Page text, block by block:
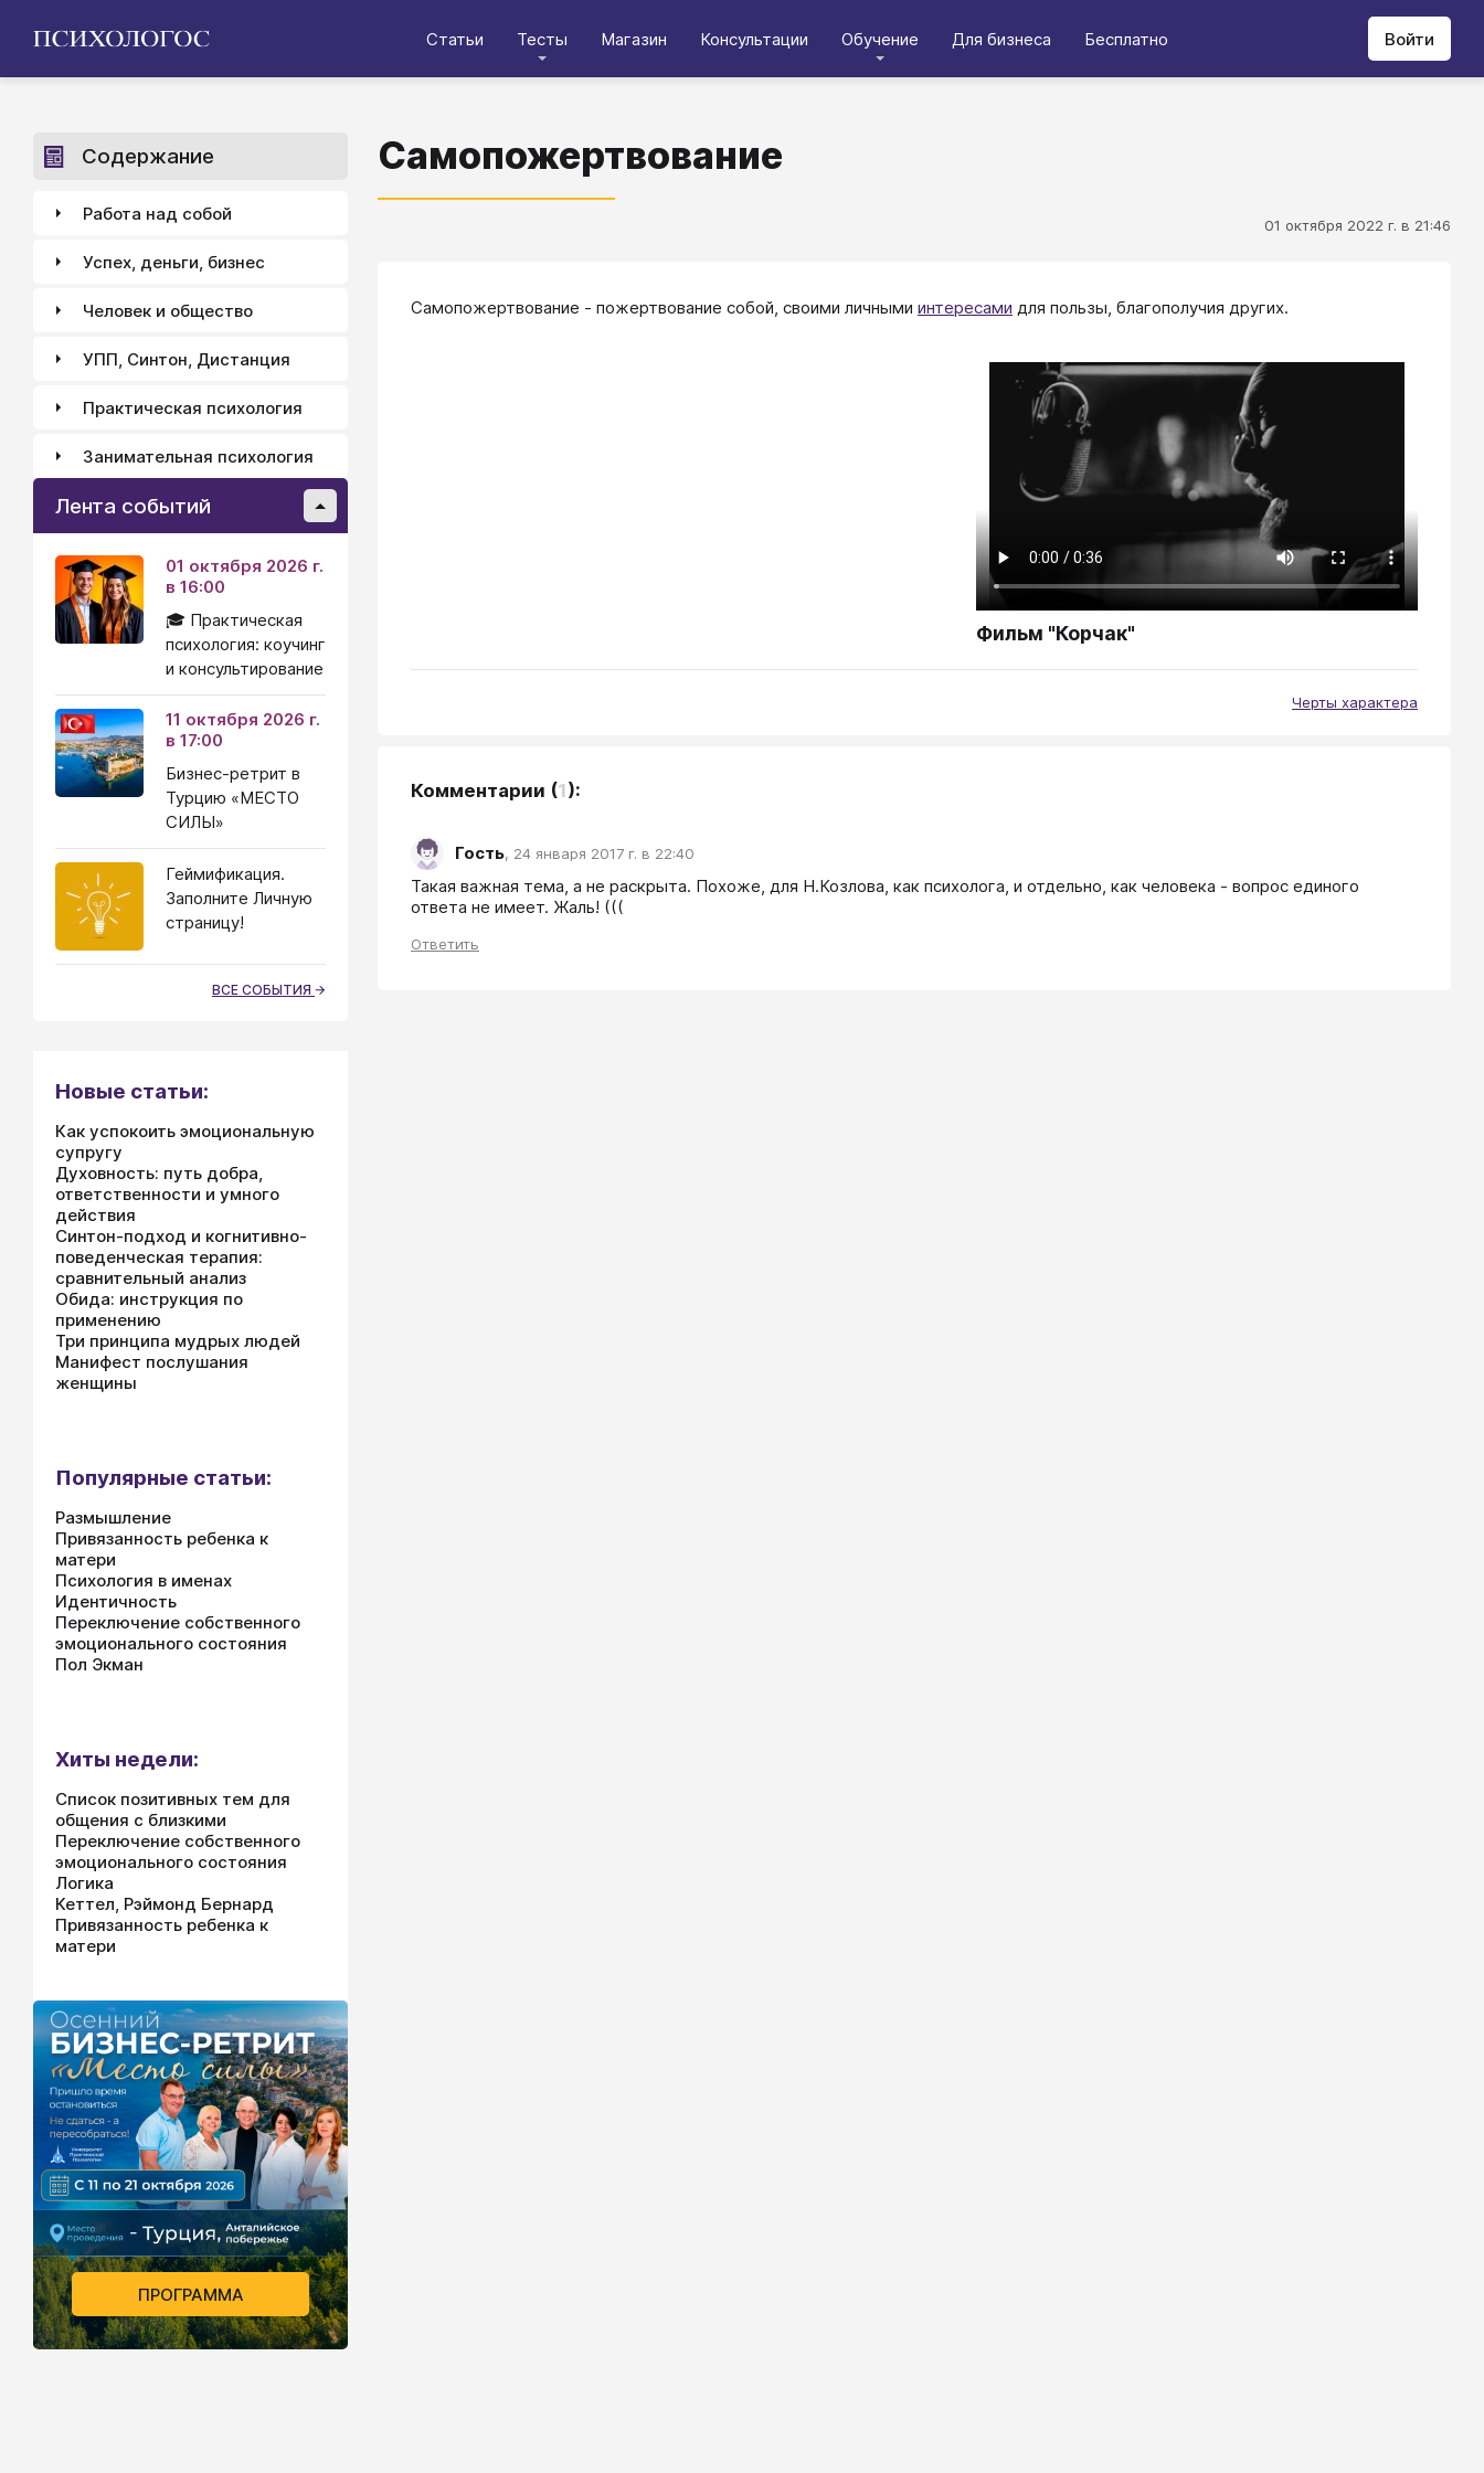
Статьи Тесты Магазин Консультации Обучение Для бизнеса Бесплатно Войти
Самопожертвование
01 октября 2022 г. в 21:46
Самопожертвование - пожертвование собой, своими личными интересами для пользы, благополучия других.
Фильм "Корчак"
Черты характера
Комментарии (1):
Гость, 24 января 2017 г. в 22:40
Такая важная тема, а не раскрыта. Похоже, для Н.Козлова, как психолога, и отдельно, как человека - вопрос единого
ответа не имеет. Жаль! (((
Ответить
Содержание
Работа над собой
Успех, деньги, бизнес
Человек и общество
УПП, Синтон, Дистанция
Практическая психология
Занимательная психология
Лента событий
01 октября 2026 г.
в 16:00
🎓 Практическая
психология: коучинг
и консультирование
11 октября 2026 г.
в 17:00
Бизнес-ретрит в
Турцию «МЕСТО
СИЛЫ»
Геймификация.
Заполните Личную
страницу!
ВСЕ СОБЫТИЯ
Новые статьи:
Как успокоить эмоциональную
супругу
Духовность: путь добра,
ответственности и умного
действия
Синтон-подход и когнитивно-
поведенческая терапия:
сравнительный анализ
Обида: инструкция по
применению
Три принципа мудрых людей
Манифест послушания
женщины
Популярные статьи:
Размышление
Привязанность ребенка к
матери
Психология в именах
Идентичность
Переключение собственного
эмоционального состояния
Пол Экман
Хиты недели:
Список позитивных тем для
общения с близкими
Переключение собственного
эмоционального состояния
Логика
Кеттел, Рэймонд Бернард
Привязанность ребенка к
матери
ПРОГРАММА